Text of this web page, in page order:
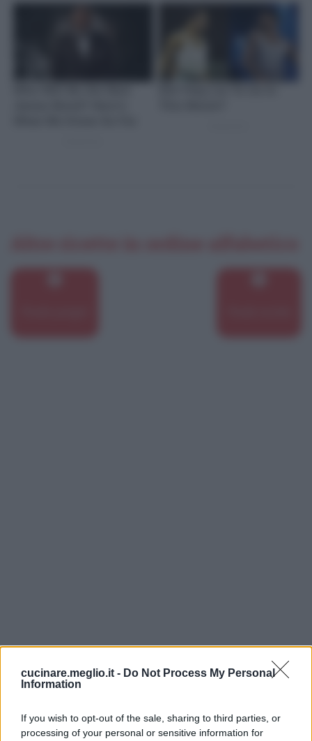
cucinare.meglio.it - Do Not Process My Personal
Information
If you wish to opt-out of the sale, sharing to third parties, or
processing of your personal or sensitive information for